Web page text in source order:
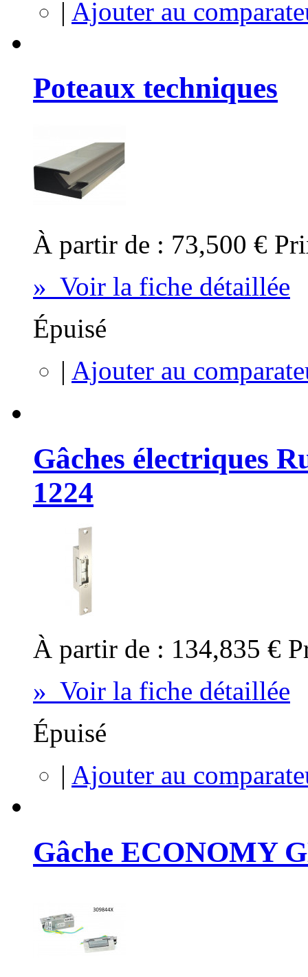
| Ajouter au
Poteaux techniques
À partir de : 73,500 €
» Voir la fiche détaillée
Épuisé
| Ajouter au
Gâches électriques
1224
À partir de : 134,835 €
» Voir la fiche détaillée
Épuisé
| Ajouter au
Gâche ECONOMY